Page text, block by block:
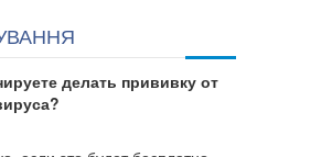
делать прививку от